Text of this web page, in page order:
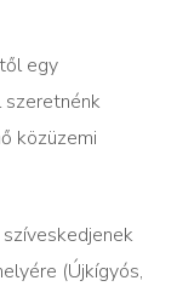
egy
közüzemi
szíveskedjenek
(Újkígyós,